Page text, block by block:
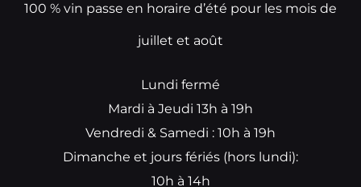
100 % vin passe en horaire d’été pour les mois de
juillet et août
Lundi fermé
Mardi à Jeudi 13h à 19h
Vendredi & Samedi : 10h à 19h
Dimanche et jours fériés (hors lundi):
10h à 14h